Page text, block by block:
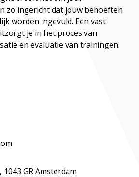
zo ingericht dat jouw behoeften
worden ingevuld. Een vast
je in het proces van
en evaluatie van trainingen.
GR Amsterdam